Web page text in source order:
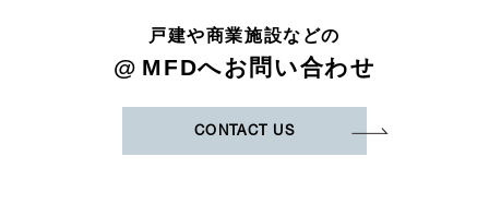
戸建や商業施設などの
@ MFDへお問い合わせ
CONTACT US